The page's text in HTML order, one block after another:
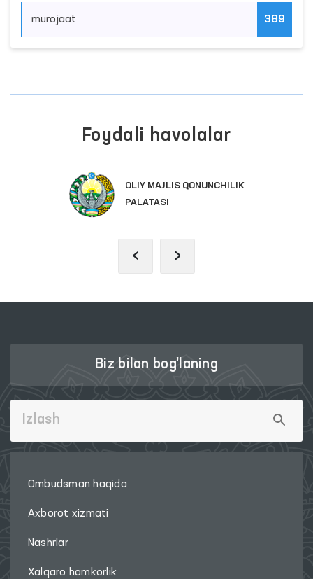
murojaat 389
Foydali havolalar
OLIY MAJLIS QONUNCHILIK
PALATASI
‹ ›
Biz bilan bog'laning
Ombudsman haqida
Axborot xizmati
Nashrlar
Xalqaro hamkorlik